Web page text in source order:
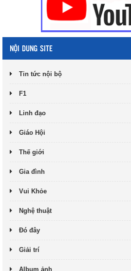
NỘI DUNG SITE
Tin tức nội bộ
F1
Linh đạo
Giáo Hội
Thế giới
Gia đình
Vui Khỏe
Nghệ thuật
Đó đây
Giải trí
Album ảnh